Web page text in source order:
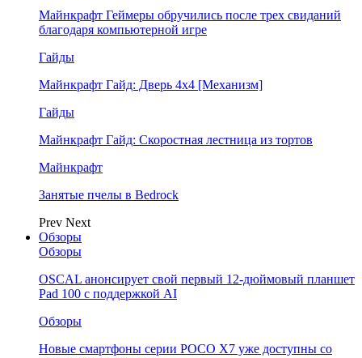
Майнкрафт Геймеры обручились после трех свиданий
благодаря компьютерной игре
Гайды
Майнкрафт Гайд: Дверь 4х4 [Механизм]
Гайды
Майнкрафт Гайд: Скоростная лестница из тортов
Майнкрафт
Занятые пчелы в Bedrock
Prev Next
Обзоры
Обзоры
OSCAL анонсирует свой первый 12-дюймовый планшет
Pad 100 с поддержкой AI
Обзоры
Новые смартфоны серии POCO X7 уже доступны со